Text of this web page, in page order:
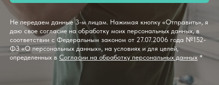
Не передаем данные 3-м лицам. Нажимая кнопку «Отправить», я
даю свое согласие на обработку моих персональных данных, в
соответствии с Федеральным законом от 27.07.2006 года №152-
ФЗ «О персональных данных», на условиях и для целей,
определенных в Согласии на обработку персональных данных *